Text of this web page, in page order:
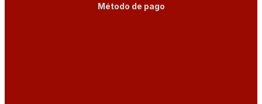
Método de pago